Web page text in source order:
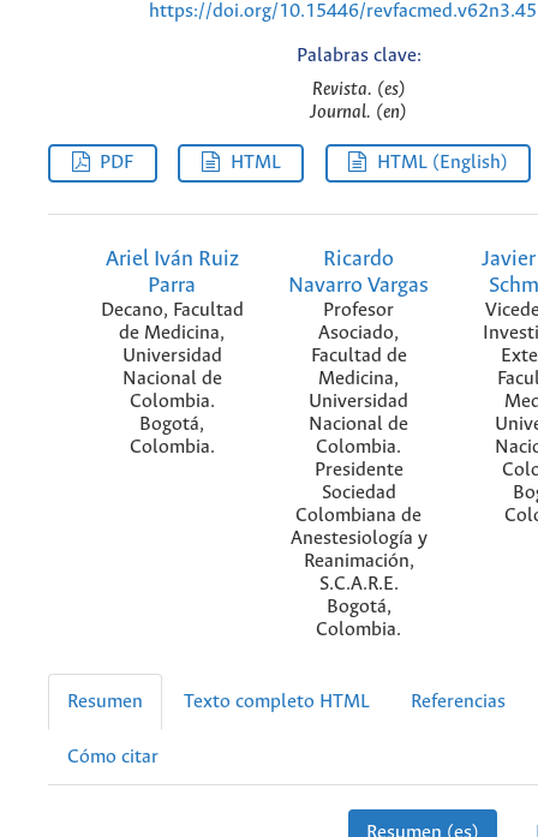
https://doi.org/10.15446/
Palabras clave:
Revista. (es)
Journal. (en)
PDF HTML HTML (English)
Ariel Iván Ruiz
Parra
Decano, Facultad
de Medicina,
Universidad
Nacional de
Colombia.
Bogotá,
Colombia.
Ricardo
Navarro Vargas
Profesor
Asociado,
Facultad de
Medicina,
Universidad
Nacional de
Colombia.
Presidente
Sociedad
Colombiana de
Anestesiología y
Reanimación,
S.C.A.R.E.
Bogotá,
Colombia.
Resumen Texto completo HTML Referencias
Cómo citar
Resumen (es)